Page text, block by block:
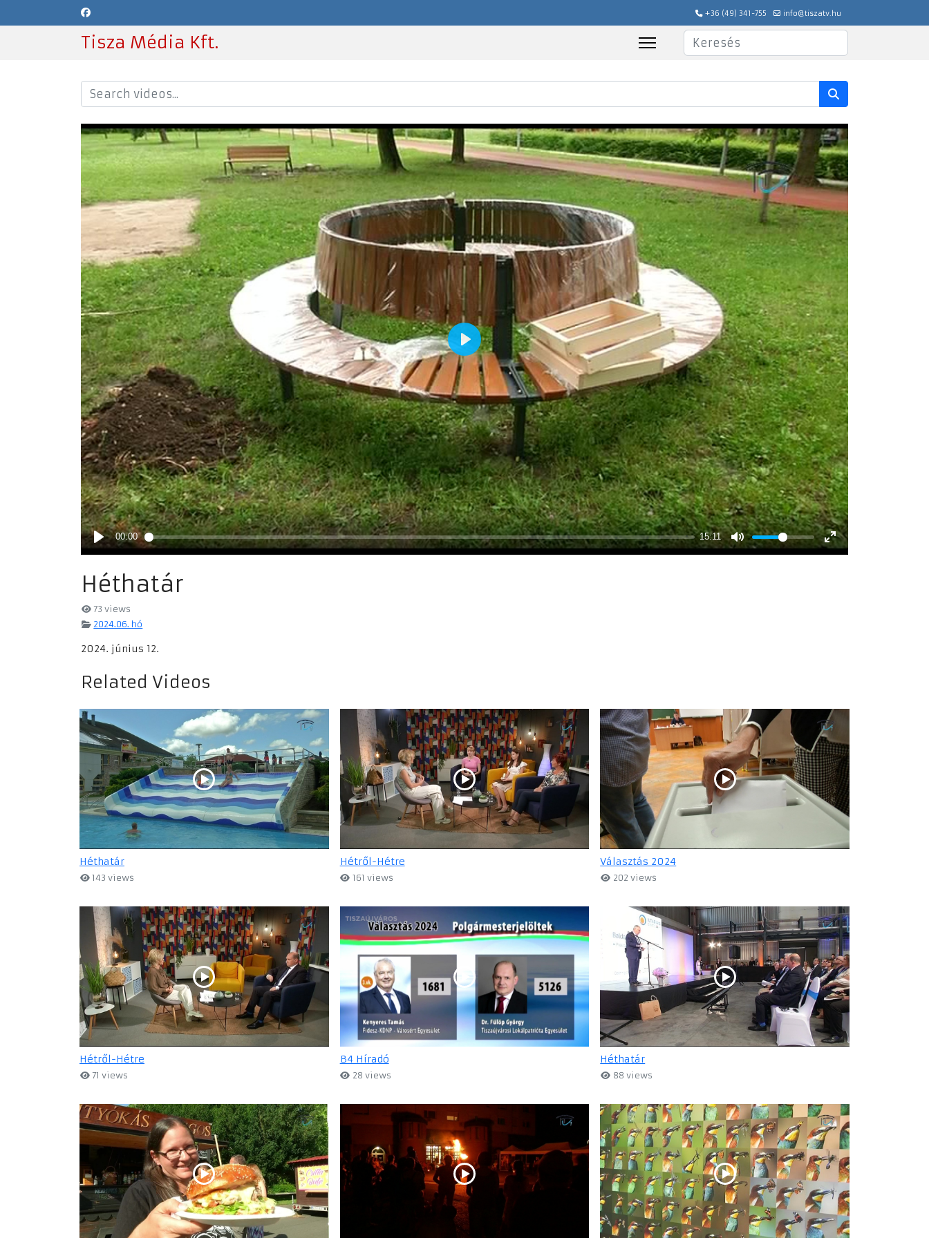
+36 (49) 341-755 info@tiszatv.hu
Tisza Média Kft. Keresés
Héthatár
73 views
2024.06. hó
2024. június 12.
Related Videos
Héthatár
143 views
Hétről-Hétre
161 views
Választás 2024
202 views
Hétről-Hétre
71 views
B4 Híradó
28 views
Héthatár
88 views